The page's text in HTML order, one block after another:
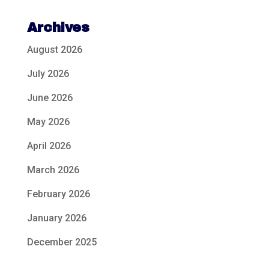
Archives
August 2026
July 2026
June 2026
May 2026
April 2026
March 2026
February 2026
January 2026
December 2025